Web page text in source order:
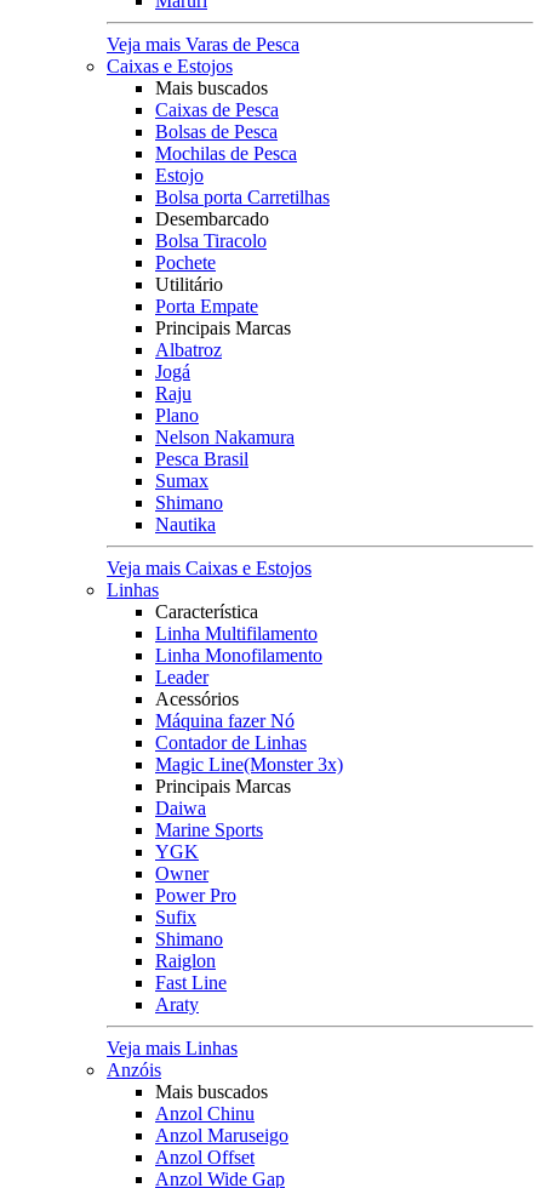
Veja mais Varas de Pesca
Caixas e Estojos
Mais buscados
Caixas de Pesca
Bolsas de Pesca
Mochilas de Pesca
Estojo
Bolsa porta Carretilhas
Desembarcado
Bolsa Tiracolo
Pochete
Utilitário
Porta Empate
Principais Marcas
Albatroz
Jogá
Raju
Plano
Nelson Nakamura
Pesca Brasil
Sumax
Shimano
Nautika
Veja mais Caixas e Estojos
Linhas
Característica
Linha Multifilamento
Linha Monofilamento
Leader
Acessórios
Máquina fazer Nó
Contador de Linhas
Magic Line(Monster 3x)
Principais Marcas
Daiwa
Marine Sports
YGK
Owner
Power Pro
Sufix
Shimano
Raiglon
Fast Line
Araty
Veja mais Linhas
Anzóis
Mais buscados
Anzol Chinu
Anzol Maruseigo
Anzol Offset
Anzol Wide Gap